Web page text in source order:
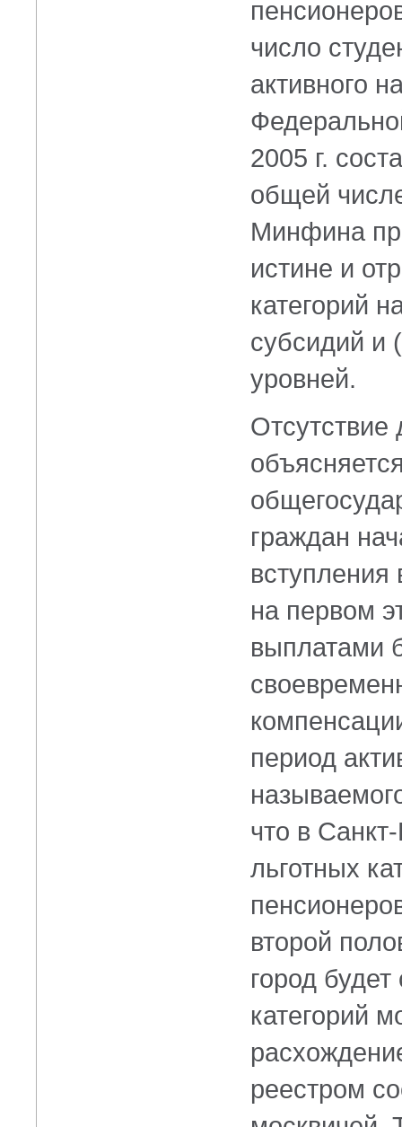
число
активного
2005 г.
общей
Минфина
истине и
категорий
субсидий и
уровней.
Отсутствие
граждан
вступления
на первом
выплатами
период
что в
льготных
второй
город
категорий
реестром